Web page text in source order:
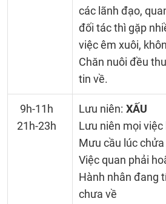
các lãnh đạo,
đối tác thì gặp
việc êm xuôi,
Chăn nuôi đều
tin về.
9h-11h
21h-23h
Lưu niên: XẤU
Lưu niên mọi việc
Mưu cầu lúc
Việc quan phải
Hành nhân đang
chưa về